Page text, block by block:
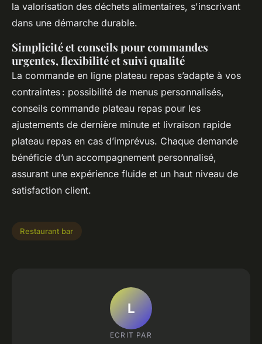
la valorisation des déchets alimentaires, s'inscrivant
dans une démarche durable.
Simplicité et conseils pour commandes
urgentes, flexibilité et suivi qualité
La commande en ligne plateau repas s’adapte à vos
contraintes : possibilité de menus personnalisés,
conseils commande plateau repas pour les
ajustements de dernière minute et livraison rapide
plateau repas en cas d’imprévus. Chaque demande
bénéficie d’un accompagnement personnalisé,
assurant une expérience fluide et un haut niveau de
satisfaction client.
Restaurant bar
L
ECRIT PAR